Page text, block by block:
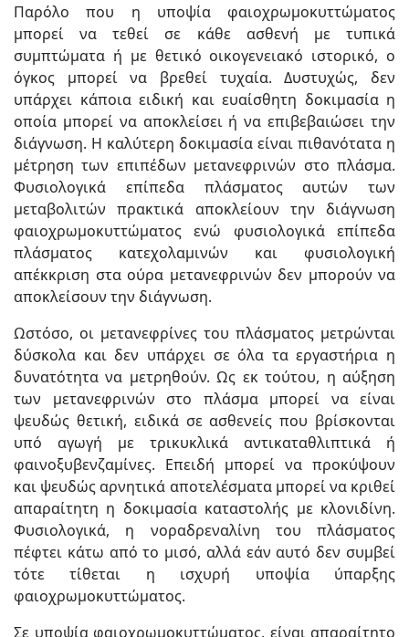
Παρόλο που η υποψία φαιοχρωμοκυττώματος
μπορεί να τεθεί σε κάθε ασθενή με τυπικά
συμπτώματα ή με θετικό οικογενειακό ιστορικό, ο
όγκος μπορεί να βρεθεί τυχαία. Δυστυχώς, δεν
υπάρχει κάποια ειδική και ευαίσθητη δοκιμασία η
οποία μπορεί να αποκλείσει ή να επιβεβαιώσει την
διάγνωση. Η καλύτερη δοκιμασία είναι πιθανότατα η
μέτρηση των επιπέδων μετανεφρινών στο πλάσμα.
Φυσιολογικά επίπεδα πλάσματος αυτών των
μεταβολιτών πρακτικά αποκλείουν την διάγνωση
φαιοχρωμοκυττώματος ενώ φυσιολογικά επίπεδα
πλάσματος κατεχολαμινών και φυσιολογική
απέκκριση στα ούρα μετανεφρινών δεν μπορούν να
αποκλείσουν την διάγνωση.
Ωστόσο, οι μετανεφρίνες του πλάσματος μετρώνται
δύσκολα και δεν υπάρχει σε όλα τα εργαστήρια η
δυνατότητα να μετρηθούν. Ως εκ τούτου, η αύξηση
των μετανεφρινών στο πλάσμα μπορεί να είναι
ψευδώς θετική, ειδικά σε ασθενείς που βρίσκονται
υπό αγωγή με τρικυκλικά αντικαταθλιπτικά ή
φαινοξυβενζαμίνες. Επειδή μπορεί να προκύψουν
και ψευδώς αρνητικά αποτελέσματα μπορεί να κριθεί
απαραίτητη η δοκιμασία καταστολής με κλονιδίνη.
Φυσιολογικά, η νοραδρεναλίνη του πλάσματος
πέφτει κάτω από το μισό, αλλά εάν αυτό δεν συμβεί
τότε τίθεται η ισχυρή υποψία ύπαρξης
φαιοχρωμοκυττώματος.
Σε υποψία φαιοχρωμοκυττώματος, είναι απαραίτητο